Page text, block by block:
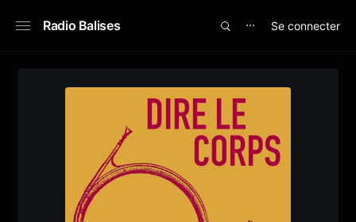
Radio Balises ⋯ Se connecter